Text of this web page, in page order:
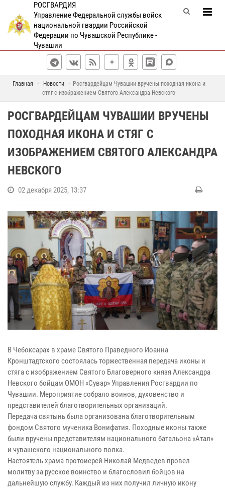
РОСГВАРДИЯ
Управление Федеральной службы войск
национальной гвардии Российской
Федерации по Чувашской Республике -
Чувашии
Главная Новости
Росгвардейцам Чувашии вручены походная икона и
стяг с изображением Святого Александра Невского
РОСГВАРДЕЙЦАМ ЧУВАШИИ ВРУЧЕНЫ
ПОХОДНАЯ ИКОНА И СТЯГ С
ИЗОБРАЖЕНИЕМ СВЯТОГО АЛЕКСАНДРА
НЕВСКОГО
02 декабря 2025, 13:37
В Чебоксарах в храме Святого Праведного Иоанна
Кронштадтского состоялась торжественная передача иконы и
стяга с изображением Святого Благоверного князя Александра
Невского бойцам ОМОН «Сувар» Управления Росгвардии по
Чувашии. Мероприятие собрало воинов, духовенство и
представителей благотворительных организаций.
Передача святынь была организована благотворительным
фондом Святого мученика Вонифатия. Походные иконы также
были вручены представителям национального батальона «Атал»
и чувашского национального полка.
Настоятель храма протоиерей Николай Медведев провел
молитву за русское воинство и благословил бойцов на
дальнейшую службу. Каждый из них получил личную икону